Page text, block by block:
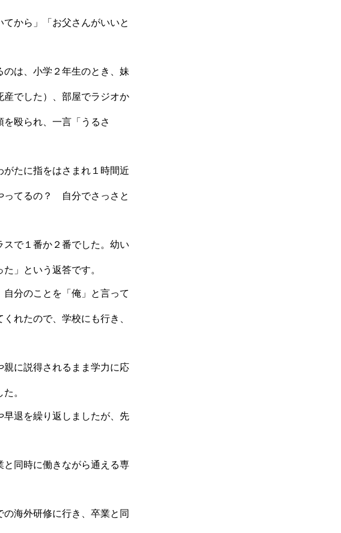
から」「お父さんがいいと
は、小学２年生のとき、妹
でした）、部屋でラジオか
殴られ、一言「うるさ
たに指をはさまれ１時間近
ってるの？ 自分でさっさと
で１番か２番でした。幼い
」という返答です。
分のことを「俺」と言って
れたので、学校にも行き、
に説得されるまま学力に応
。
退を繰り返しましたが、先
同時に働きながら通える専
海外研修に行き、卒業と同